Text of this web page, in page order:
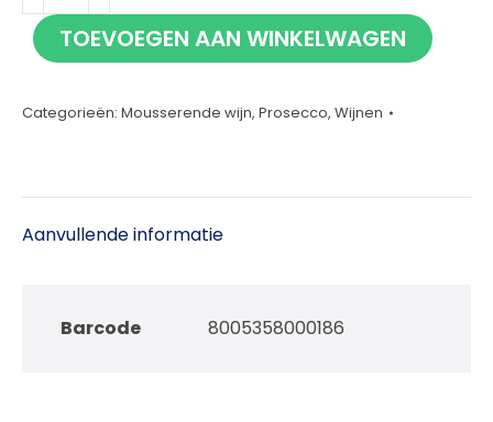
Rosé
75cl TOEVOEGEN AAN WINKELWAGEN
Categorieën: Mousserende wijn, Prosecco, Wijnen
Aanvullende informatie
Barcode 8005358000186